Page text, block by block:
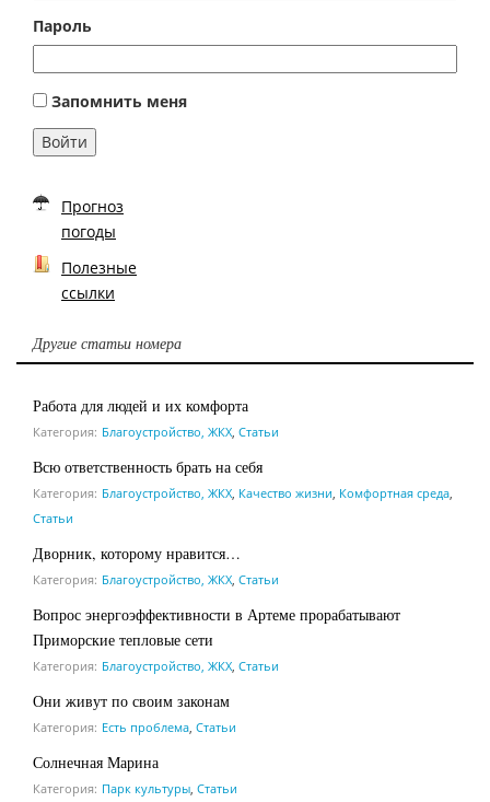
Пароль
Запомнить меня
Войти
Прогноз
погоды
Полезные
ссылки
Другие статьи номера
Работа для людей и их комфорта
Категория: Благоустройство, ЖКХ, Статьи
Всю ответственность брать на себя
Категория: Благоустройство, ЖКХ, Качество жизни, Комфортная среда,
Статьи
Дворник, которому нравится…
Категория: Благоустройство, ЖКХ, Статьи
Вопрос энергоэффективности в Артеме прорабатывают
Приморские тепловые сети
Категория: Благоустройство, ЖКХ, Статьи
Они живут по своим законам
Категория: Есть проблема, Статьи
Солнечная Марина
Категория: Парк культуры, Статьи